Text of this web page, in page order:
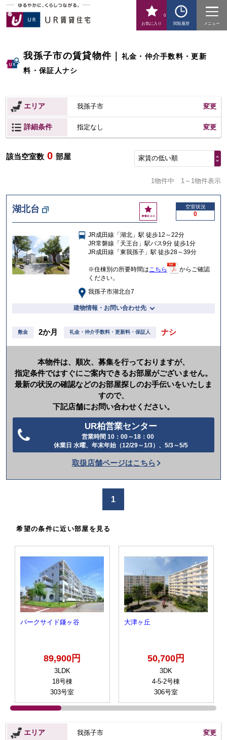
お気に入り
0
閲覧履歴
メニュー
我孫子市の賃貸物件
礼金・仲介手数料・更新
料・保証人ナシ
エリア 我孫子市 変更
詳細条件 指定なし 変更
該当空室数 0 部屋 家賃の低い順
1物件中 1～1物件表示
湖北台
お
気
入
り
空室状況
0
JR成田線「湖北」駅 徒歩12～22分
JR常磐線「天王台」駅バス9分 徒歩1分
JR成田線「東我孫子」駅 徒歩28～39分
※住棟別の所要時間はこちら
からご確認
ください。
我孫子市湖北台7
建物情報・お問い合わせ先
敷金 2か月 礼金・仲介手数料・更新料・保証人 ナシ
本物件は、順次、募集を行っておりますが、
指定条件ではすぐにご案内できるお部屋がございません。
最新の状況の確認などのお部屋探しのお手伝いをいたしま
すので、
下記店舗にお問い合わせください。
UR柏営業センター
営業時間 10：00～18：00
休業日 水曜、年末年始（12/29～1/3）、5/3～5/5
話
か
取扱店舗ページはこちら
1
希望の条件に近い部屋を見る
パークサイド鎌ヶ谷
89,900円
3LDK
18号棟
303号室
大津ヶ丘
50,700円
3DK
4-5-2号棟
306号室
エリア 我孫子市 変更